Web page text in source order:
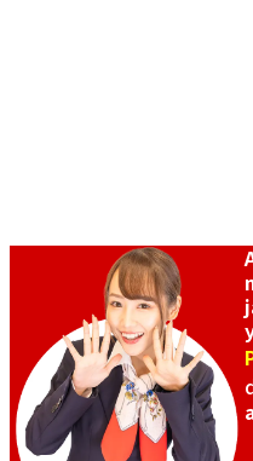
Omega Constellation
123.25.27.20.05.001
Referensi Harga Buyback
Rp 48.231.680
Tanggal Pembelian:
2024